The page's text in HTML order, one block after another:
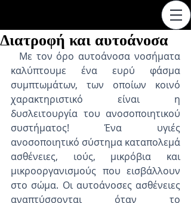
Διατροφή και αυτοάνοσα
καλύπτουμε ένα ευρύ φάσμα
συμπτωμάτων, των οποίων κοινό
χαρακτηριστικό είναι η
δυσλειτουργία του ανοσοποιητικού
συστήματος! Ένα υγιές
ανοσοποιητικό σύστημα καταπολεμά
ασθένειες, ιούς, μικρόβια και
μικροοργανισμούς που εισβάλλουν
στο σώμα. Οι αυτοάνοσες ασθένειες
αναπτύσσονται όταν το